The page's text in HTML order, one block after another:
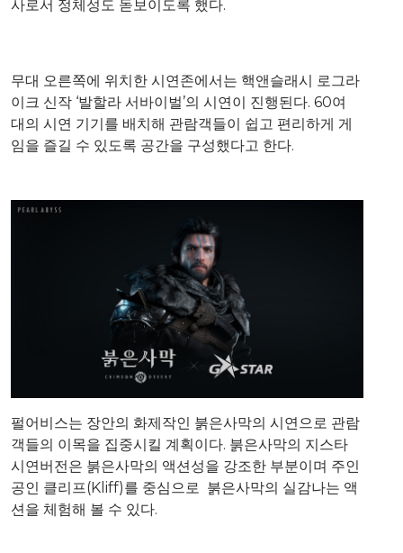
사로서 정체성도 돋보이도록 했다.
무대 오른쪽에 위치한 시연존에서는 핵앤슬래시 로그라
이크 신작 ‘발할라 서바이벌’의 시연이 진행된다. 60여
대의 시연 기기를 배치해 관람객들이 쉽고 편리하게 게
임을 즐길 수 있도록 공간을 구성했다고 한다.
펄어비스는 장안의 화제작인 붉은사막의 시연으로 관람
객들의 이목을 집중시킬 계획이다. 붉은사막의 지스타
시연버전은 붉은사막의 액션성을 강조한 부분이며 주인
공인 클리프(Kliff)를 중심으로 붉은사막의 실감나는 액
션을 체험해 볼 수 있다.